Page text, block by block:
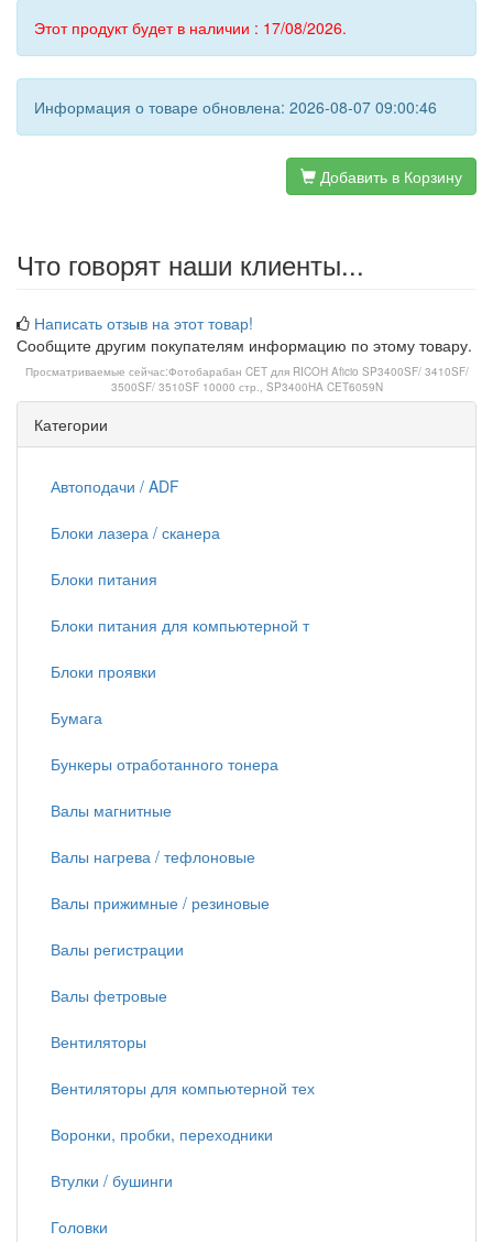
Этот продукт будет в наличии : 17/08/2026.
Информация о товаре обновлена: 2026-08-07 09:00:46
Добавить в Корзину
Что говорят наши клиенты...
Написать отзыв на этот товар!
Сообщите другим покупателям информацию по этому товару.
Просматриваемые сейчас:Фотобарабан CET для RICOH Aficio SP3400SF/ 3410SF/
3500SF/ 3510SF 10000 стр., SP3400HA CET6059N
Категории
Автоподачи / ADF
Блоки лазера / сканера
Блоки питания
Блоки питания для компьютерной т
Блоки проявки
Бумага
Бункеры отработанного тонера
Валы магнитные
Валы нагрева / тефлоновые
Валы прижимные / резиновые
Валы регистрации
Валы фетровые
Вентиляторы
Вентиляторы для компьютерной тех
Воронки, пробки, переходники
Втулки / бушинги
Головки